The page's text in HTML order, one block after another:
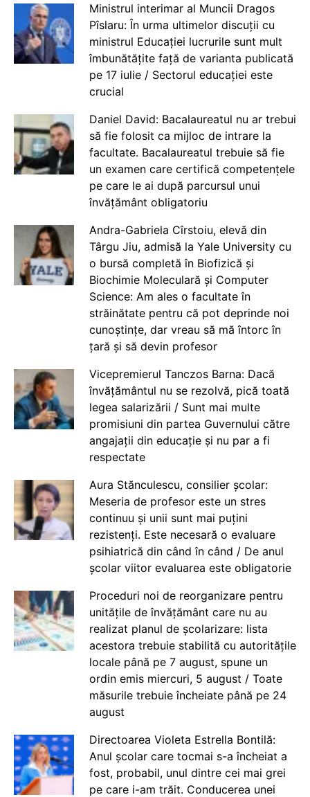
Ministrul interimar al Muncii Dragos
Pîslaru: În urma ultimelor discuții cu
ministrul Educației lucrurile sunt mult
îmbunătățite față de varianta publicată
pe 17 iulie / Sectorul educației este
crucial
Daniel David: Bacalaureatul nu ar trebui
să fie folosit ca mijloc de intrare la
facultate. Bacalaureatul trebuie să fie
un examen care certifică competențele
pe care le ai după parcursul unui
învățământ obligatoriu
Andra-Gabriela Cîrstoiu, elevă din
Târgu Jiu, admisă la Yale University cu
o bursă completă în Biofizică și
Biochimie Moleculară și Computer
Science: Am ales o facultate în
străinătate pentru că pot deprinde noi
cunoștințe, dar vreau să mă întorc în
țară și să devin profesor
Vicepremierul Tanczos Barna: Dacă
învățământul nu se rezolvă, pică toată
legea salarizării / Sunt mai multe
promisiuni din partea Guvernului către
angajații din educație și nu par a fi
respectate
Aura Stănculescu, consilier școlar:
Meseria de profesor este un stres
continuu și unii sunt mai puțini
rezistenți. Este necesară o evaluare
psihiatrică din când în când / De anul
școlar viitor evaluarea este obligatorie
Proceduri noi de reorganizare pentru
unitățile de învățământ care nu au
realizat planul de școlarizare: lista
acestora trebuie stabilită cu autoritățile
locale până pe 7 august, spune un
ordin emis miercuri, 5 august / Toate
măsurile trebuie încheiate până pe 24
august
Directoarea Violeta Estrella Bontilă:
Anul școlar care tocmai s-a încheiat a
fost, probabil, unul dintre cei mai grei
pe care i-am trăit. Conducerea unei